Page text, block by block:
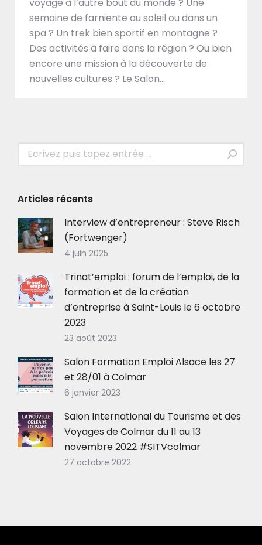
semaine de farniente au soleil ou dans un
spa ? Un trek bien sportif en montagne ?
Des activités à faire dans la région ? Ou bien
encore une mission à la découverte de
nouvelles cultures ? Le Salon…
Recherche
Articles récents
Interview d’entrepreneur : Steve Risch
(Fortwenger)
4 juin 2025
Trinat’emploi : forum de l’emploi, de la
formation et de la création
d’entreprise à Saint-Louis le 6 octobre
2023
23 août 2023
Salon Formation Emploi Alsace les 27
et 28/01 à Colmar
6 janvier 2023
Salon International du Tourisme et des
Voyages de Colmar du 11 au 13
novembre 2022 #SITVcolmar
27 octobre 2022